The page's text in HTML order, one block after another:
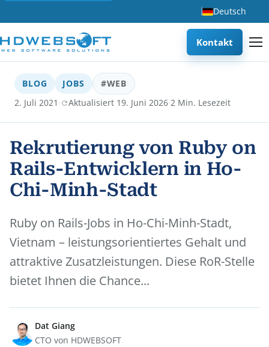
Deutsch
Kontakt
BLOG JOBS
#WEB
2. Juli 2021 · Aktualisiert 19. Juni 2026·2 Min. Lesezeit
Rekrutierung von Ruby on
Rails-Entwicklern in Ho-
Chi-Minh-Stadt
Ruby on Rails-Jobs in Ho-Chi-Minh-Stadt,
Vietnam – leistungsorientiertes Gehalt und
attraktive Zusatzleistungen. Diese RoR-Stelle
bietet Ihnen die Chance...
Dat Giang
CTO von HDWEBSOFT